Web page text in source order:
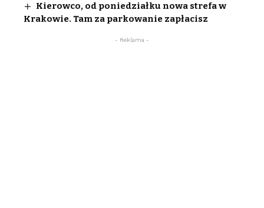
Kierowco, od poniedziałku nowa strefa w
Krakowie. Tam za parkowanie zapłacisz
- Reklama -